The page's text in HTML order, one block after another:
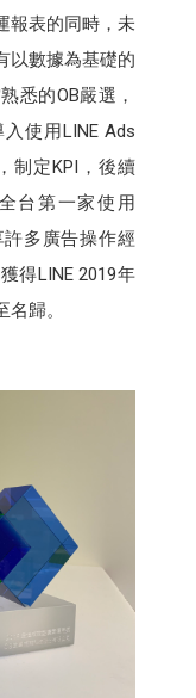
報表的同畤，未
以數據為基礎的
悉的OB嚴選，
使用LINE Ads
制定KPI，後續
台第一家使用
許多廣告操作經
得LINE 2019年
歸。